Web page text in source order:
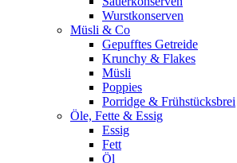
Wurstkonserven
Müsli & Co
Gepufftes Getreide
Krunchy & Flakes
Müsli
Poppies
Porridge & Frühstücksbrei
Öle, Fette & Essig
Essig
Fett
Öl